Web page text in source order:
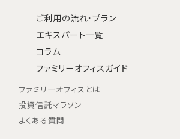
ご利用の流れ・プラン
エキスパート一覧
コラム
ファミリーオフィスガイド
ファミリーオフィスとは
投資信託マラソン
よくある質問